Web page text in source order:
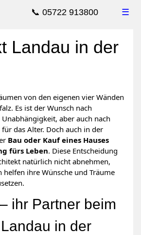
☰
📞 05722 913800
Landau in der
von den eigenen vier Wänden
Es ist der Wunsch nach
aber auch nach
das Alter. Doch auch in der
Bau oder Kauf eines Hauses
fürs Leben. Diese Entscheidung
natürlich nicht abnehmen,
helfen ihre Wünsche und Träume
ihr Partner beim
in der